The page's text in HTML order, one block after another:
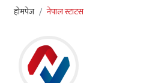
होमपेज नेपाल स्टाटस